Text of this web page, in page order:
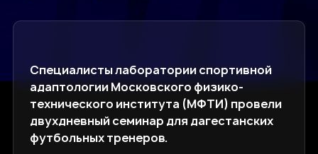
Специалисты лаборатории спортивной
адаптологии Московского физико-
технического института (МФТИ) провели
двухдневный семинар для дагестанских
футбольных тренеров.